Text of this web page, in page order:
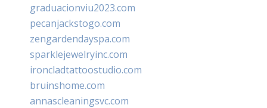
graduacionviu2023.com
pecanjackstogo.com
zengardendayspa.com
sparklejewelryinc.com
ironcladtattoostudio.com
bruinshome.com
annascleaningsvc.com